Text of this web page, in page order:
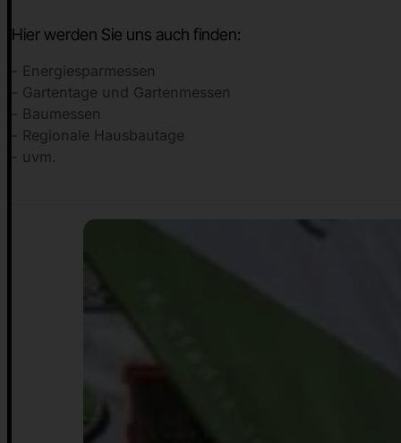
Hier werden Sie uns auch finden:
- Energiesparmessen
- Gartentage und Gartenmessen
- Baumessen
- Regionale Hausbautage
- uvm.